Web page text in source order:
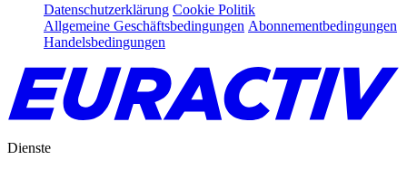
Datenschutzerklärung Cookie Politik
Allgemeine Geschäftsbedingungen Abonnementbedingungen
Handelsbedingungen
Dienste